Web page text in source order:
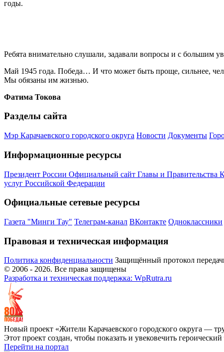
годы.
Ребята внимательно слушали, задавали вопросы и с большим
Май 1945 года. Победа… И что может быть проще, сильнее,
Мы обязаны им жизнью.
Фатима Токова
Разделы сайта
Мэр Карачаевского городского округа Новости Документы
Информационные ресурсы
Президент России Официальный сайт Главы и Правительства
услуг Российской Федерации
Официальные сетевые ресурсы
Газета "Минги Тау" Телеграм-канал ВКонтакте Одноклассники
Правовая и техническая информация
Политика конфиденциальности Защищённый протокол
© 2006 - 2026. Все права защищены
Разработка и техническая поддержка: WpRutra.ru
Новый проект «Жители Карачаевского городского округа —
Этот проект создан, чтобы показать и увековечить
Перейти на портал